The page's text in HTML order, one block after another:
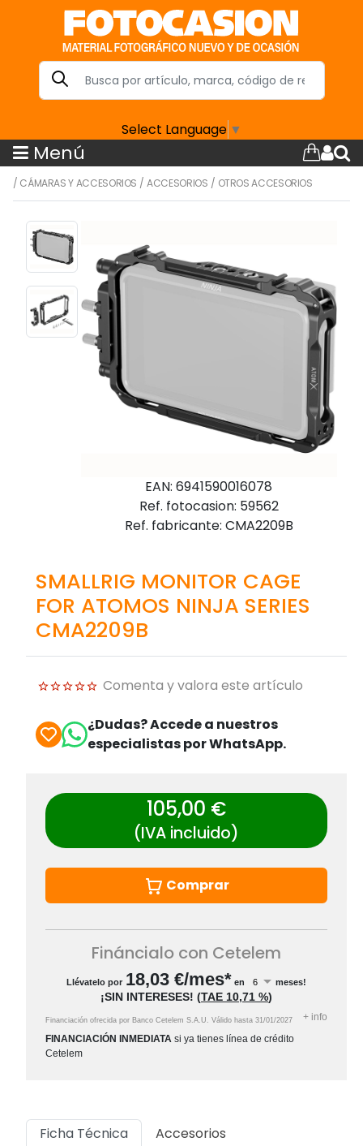
Select Language ▼
Menú
/ CÁMARAS Y ACCESORIOS /ACCESORIOS / OTROS ACCESORIOS
EAN: 6941590016078
Ref. fotocasion: 59562
Ref. fabricante: CMA2209B
SMALLRIG MONITOR CAGE
FOR ATOMOS NINJA SERIES
CMA2209B
Comenta y valora este artículo
¿Dudas? Accede a nuestros
especialistas por WhatsApp.
105,00 €
(IVA incluido)
Comprar
Fináncialo con Cetelem
Llévatelo por 18,03 €/mes* en meses!
¡SIN INTERESES! (TAE 10,71 %)
Financiación ofrecida por Banco Cetelem S.A.U. Válido hasta 31/01/2027 + info
FINANCIACIÓN INMEDIATA si ya tienes línea de crédito
Cetelem
Ficha Técnica Accesorios